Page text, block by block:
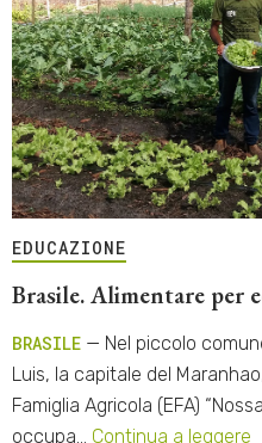
EDUCAZIONE
Brasile. Alimentare per
BRASILE — Nel piccolo
Luis, la capitale del
Famiglia Agricola (EFA)
occupa… Continua a leggere